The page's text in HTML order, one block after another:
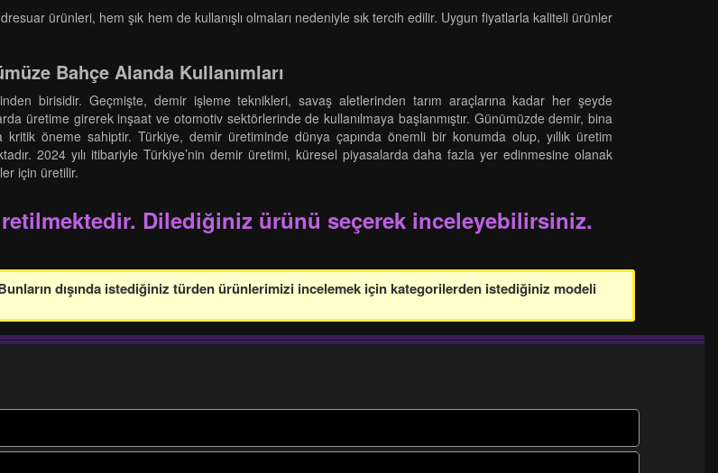
ürünleri, hem şık hem de kullanışlı olmaları nedeniyle sık tercih edilir. Uygun fiyatlarla kaliteli ürünler
Bahçe Alanda Kullanımları
birisidir. Geçmişte, demir işleme teknikleri, savaş aletlerinden tarım araçlarına kadar her şeyde
üretime girerek inşaat ve otomotiv sektörlerinde de kullanılmaya başlanmıştır. Günümüzde demir, bina
kritik öneme sahiptir. Türkiye, demir üretiminde dünya çapında önemli bir konumda olup, yıllık üretim
2024 yılı itibariyle Türkiye’nin demir üretimi, küresel piyasalarda daha fazla yer edinmesine olanak
için üretilir.
Dilediğiniz ürünü seçerek inceleyebilirsiniz.
dışında istediğiniz türden ürünlerimizi incelemek için kategorilerden istediğiniz modeli